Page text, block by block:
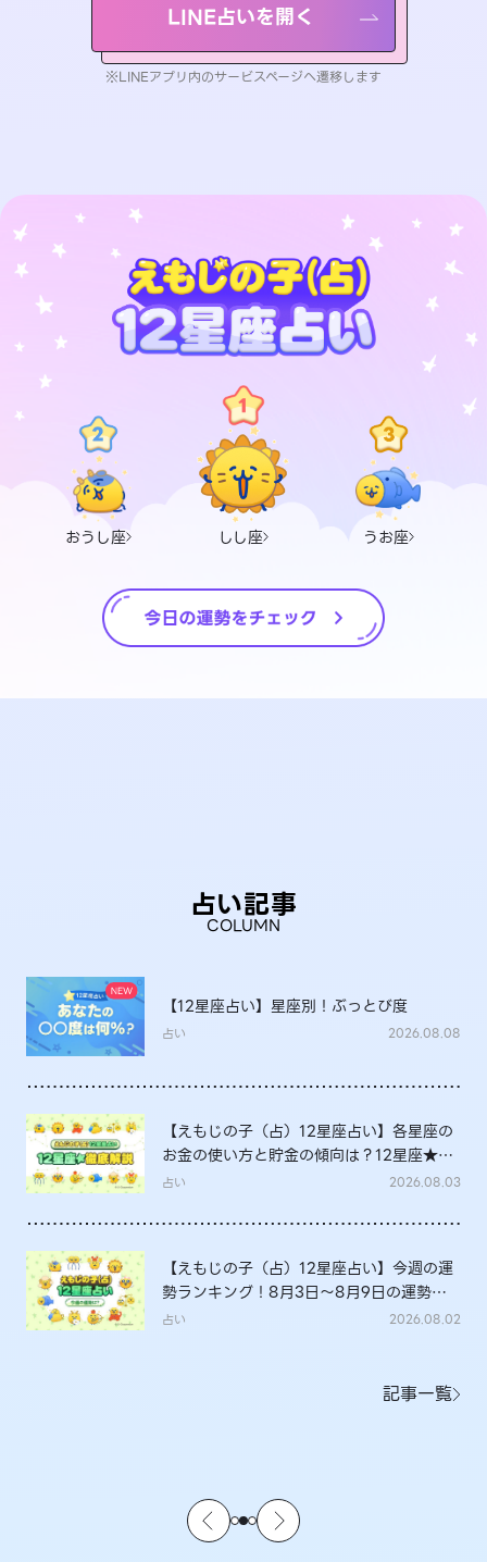
LINE占いを開く
※LINEアプリ内のサービスページへ遷移します
おうし座 しし座 うお座
占い記事
COLUMN
【12星座占い】星座別！ぶっとび度
占い 2026.08.08
【えもじの子（占）12星座占い】各星座の
お金の使い方と貯金の傾向は？12星座★徹
底解説
占い 2026.08.03
【えもじの子（占）12星座占い】今週の運
勢ランキング！8月3日～8月9日の運勢
は？
占い 2026.08.02
記事一覧